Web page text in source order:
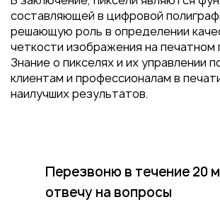
составляющей в цифровой
решающую роль в определении
четкости изображения на печатном
Знание о пикселях и их управлении
клиентам и профессионалам в
наилучших результатов.
Перезвоню в течение 20
отвечу на вопросы